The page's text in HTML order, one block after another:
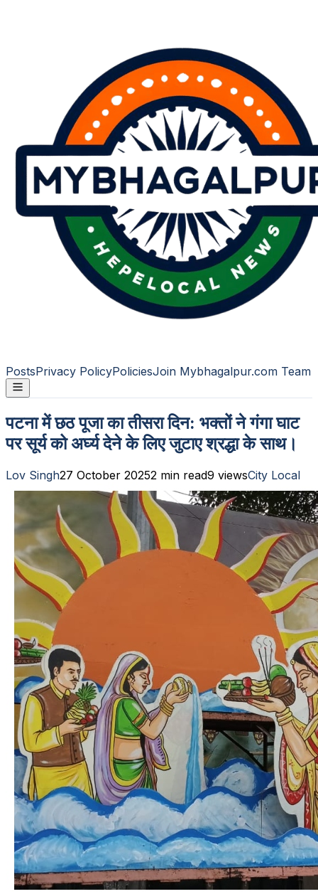
PostsPrivacy PolicyPoliciesJoin Mybhagalpur.com Team
पटना में छठ पूजा का तीसरा दिन: भक्तों ने गंगा घाट
पर सूर्य को अर्घ्य देने के लिए जुटाए श्रद्धा के साथ।
Lov Singh27 October 20252 min read9 viewsCity Local